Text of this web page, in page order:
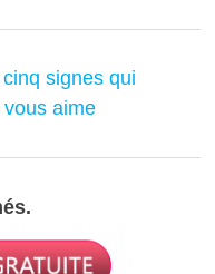
signes qui
vous aime